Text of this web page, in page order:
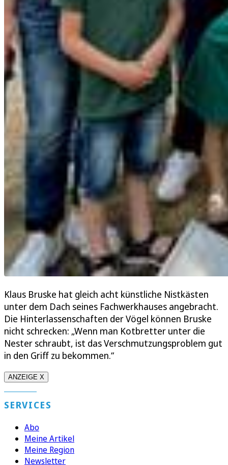
Klaus Bruske hat gleich acht künstliche Nistkästen
unter dem Dach seines Fachwerkhauses angebracht.
Die Hinterlassenschaften der Vögel können Bruske
nicht schrecken: „Wenn man Kotbretter unter die
Nester schraubt, ist das Verschmutzungsproblem gut
in den Griff zu bekommen.“
ANZEIGE X
SERVICES
Abo
Meine Artikel
Meine Region
Newsletter